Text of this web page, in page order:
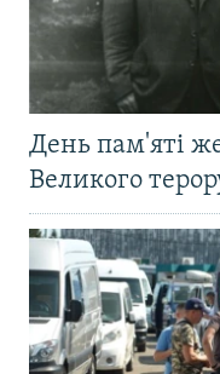
День пам'яті
Великого